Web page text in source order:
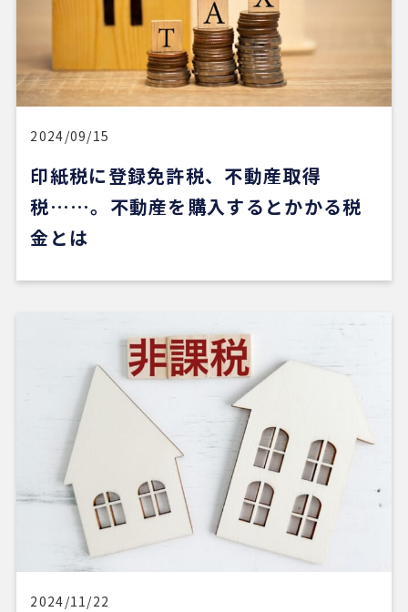
REDSは、自分でSUUMOなどを使って物件検索がで
きる人にはおすすめだと感じました。
寄り添うというより、不動産会社側が売りたい物件
その点、REDSは自分で見つけた物件を軸に進めや
すいのがよかったです。
一方で、自分が望む物件像がまだ明確でない人や、
い物件に出会うのは少し難しいかもしれません。
ただ、そういう場合でも、結局は良い不動産会社や
担当者に出会えないと希望の物件にはたどり着きに
くいと思います。
安い買い物ではないので、まずは自分でもいろいろ
な物件を見て勉強し、ある程度判断できる状態にな
ってから動くのが大切だと感じました。
担当の山崎一さん対応がスムーズで、とても安心感
がありました。こちらが気になることや質問にも毎
回正確に答えていただけただけでなく、自分では気
づいていなかった点まで補足して教えてくださり、
終始安心してお任せできました。
2024/09/15
印紙税に登録免許税、不動産取得
税……。不動産を購入するとかかる税
金とは
2024/11/22